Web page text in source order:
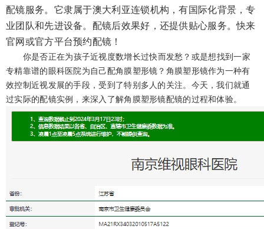
配镜服务。它隶属于澳大利亚连锁机构，有国际化背景，专
业团队和先进设备。配镜后效果好，还提供贴心服务。快来
官网或官方平台预约配镜！
你是否正在为孩子近视度数增长过快而发愁？或是想找到一家
专精靠谱的眼科医院为自己配角膜塑形镜？角膜塑形镜作为一种有
效控制近视发展的手段，受到了特别多人的关注。今天，我们就通
过实际的配镜实例，来深入了解角膜塑形镜配镜的过程和体验。